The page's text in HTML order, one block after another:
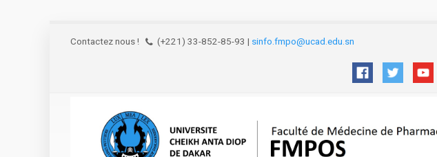
Contactez nous ! (+221) 33-852-85-93 | sinfo.fmpo@ucad.edu.sn